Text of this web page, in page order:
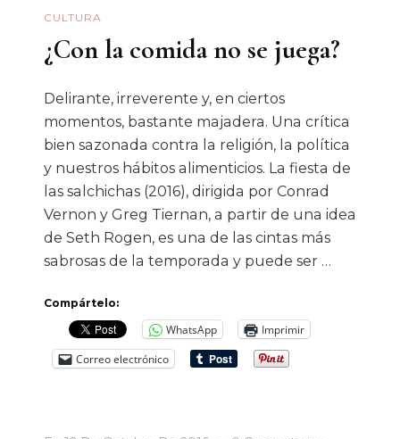
CULTURA
¿Con la comida no se juega?
Delirante, irreverente y, en ciertos
momentos, bastante majadera. Una crítica
bien sazonada contra la religión, la política
y nuestros hábitos alimenticios. La fiesta de
las salchichas (2016), dirigida por Conrad
Vernon y Greg Tiernan, a partir de una idea
de Seth Rogen, es una de las cintas más
sabrosas de la temporada y puede ser …
Compártelo:
WhatsApp
Imprimir
Correo electrónico